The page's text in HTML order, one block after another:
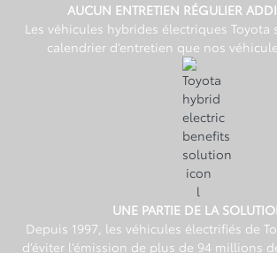
AUCUN ENTRETIEN RÉGULIER
Les véhicules hybrides électriques Toyota
calendrier d’entretien que nos
UNE PARTIE DE LA
Depuis 1997, les véhicules électrifiés de
d’éviter l’émission de plus de 94 millions